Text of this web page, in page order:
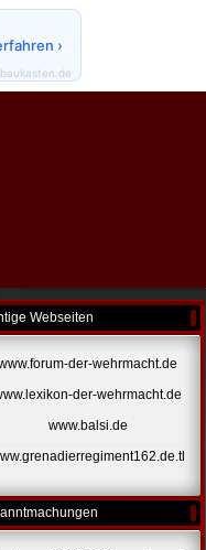
Webseiten
der-wehrmacht.de
der-wehrmacht.de
www.balsi.de
›